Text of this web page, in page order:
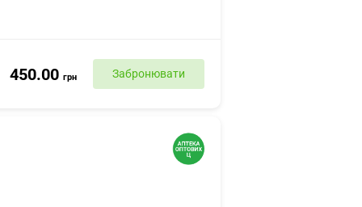
450.00 грн Забронювати